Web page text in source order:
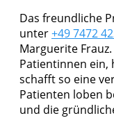
Das freundliche
unter+49 7472
Marguerite
Patientinnen ein,
schafft so eine
Patienten loben
und die